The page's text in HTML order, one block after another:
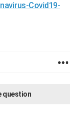
Covid19-
question